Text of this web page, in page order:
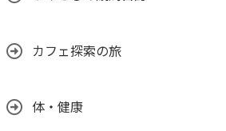
カフェ探索の旅
体・健康